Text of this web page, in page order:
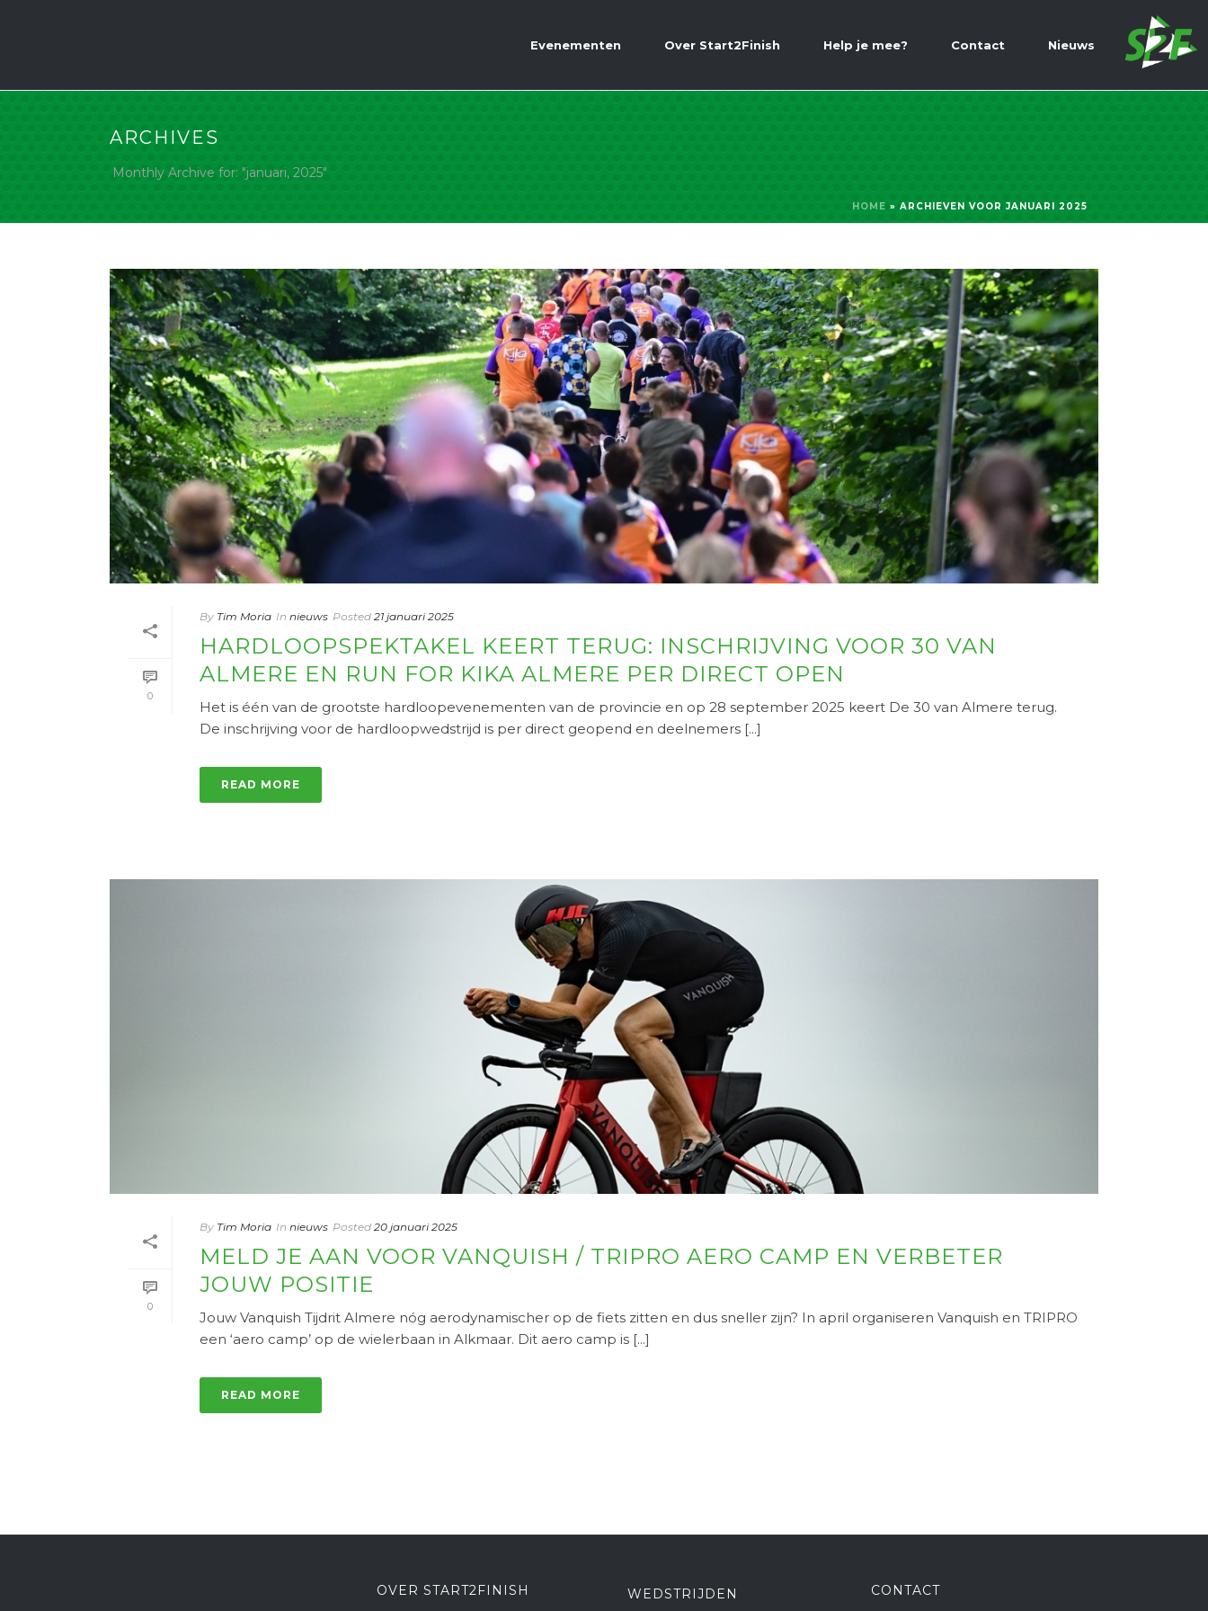
Evenementen Over Start2Finish Help je mee? Contact Nieuws
ARCHIVES
Monthly Archive for: "januari, 2025"
HOME » ARCHIEVEN VOOR JANUARI 2025
0
By Tim Moria In nieuws Posted 21 januari 2025
HARDLOOPSPEKTAKEL KEERT TERUG: INSCHRIJVING VOOR 30 VAN
ALMERE EN RUN FOR KIKA ALMERE PER DIRECT OPEN
Het is één van de grootste hardloopevenementen van de provincie en op 28 september 2025 keert De 30 van Almere terug.
De inschrijving voor de hardloopwedstrijd is per direct geopend en deelnemers [...]
READ MORE
0
By Tim Moria In nieuws Posted 20 januari 2025
MELD JE AAN VOOR VANQUISH / TRIPRO AERO CAMP EN VERBETER
JOUW POSITIE
Jouw Vanquish Tijdrit Almere nóg aerodynamischer op de fiets zitten en dus sneller zijn? In april organiseren Vanquish en TRIPRO
een ‘aero camp’ op de wielerbaan in Alkmaar. Dit aero camp is [...]
READ MORE
OVER START2FINISH WEDSTRIJDEN CONTACT